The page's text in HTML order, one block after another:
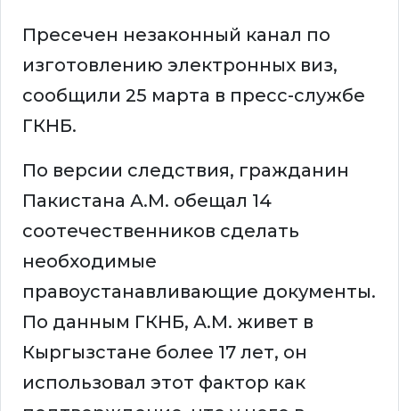
Пресечен незаконный канал по
изготовлению электронных виз,
сообщили 25 марта в пресс-службе
ГКНБ.
По версии следствия, гражданин
Пакистана А.М. обещал 14
соотечественников сделать
необходимые
правоустанавливающие документы.
По данным ГКНБ, А.М. живет в
Кыргызстане более 17 лет, он
использовал этот фактор как